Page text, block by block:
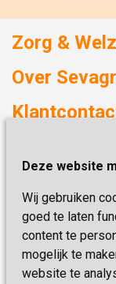
Deze website
Wij gebruiken
goed te laten
content te
mogelijk te
website te
Zorg &
Huizen met zorg
Onze
Over
Duurzaamheid
Kwaliteit &
Missie & Visie
Vastgoed
Innovatie
6419 PB Heerlen
Telefoon:0900
E-mail:
Schrijf je